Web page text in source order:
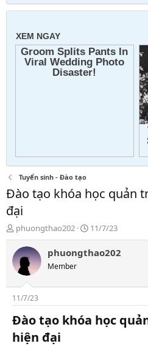
Tuyển sinh - Đào tạo
Đào tạo khóa học quản
đại
T
h
r
e
a
s
t
a
r
t
phuongthao202
N
g
à
11/7/23
phuongthao202
Member
11/7/23
Đào tạo khóa học
hiện đại